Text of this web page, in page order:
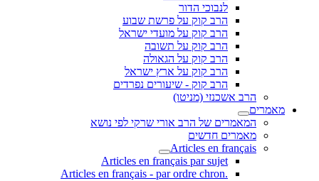
לנבוכי הדור
הרב קוק על פרשת שבוע
הרב קוק על מועדי ישראל
הרב קוק על תשובה
הרב קוק על הגאולה
הרב קוק על ארץ ישראל
הרב קוק - שיעורים נפרדים
הרב אשכנזי (מניטו)
מאמרים
המאמרים של הרב אורי שרקי לפי נושא
מאמרים חדשים
Articles en français
Articles en français par sujet
.Articles en français - par ordre chron